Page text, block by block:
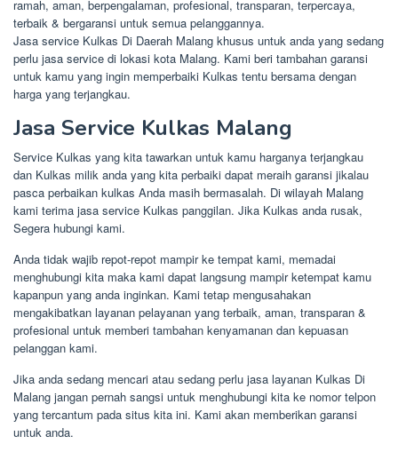
ramah, aman, berpengalaman, profesional, transparan, terpercaya,
terbaik & bergaransi untuk semua pelanggannya.
Jasa service Kulkas Di Daerah Malang khusus untuk anda yang sedang
perlu jasa service di lokasi kota Malang. Kami beri tambahan garansi
untuk kamu yang ingin memperbaiki Kulkas tentu bersama dengan
harga yang terjangkau.
Jasa Service Kulkas Malang
Service Kulkas yang kita tawarkan untuk kamu harganya terjangkau
dan Kulkas milik anda yang kita perbaiki dapat meraih garansi jikalau
pasca perbaikan kulkas Anda masih bermasalah. Di wilayah Malang
kami terima jasa service Kulkas panggilan. Jika Kulkas anda rusak,
Segera hubungi kami.
Anda tidak wajib repot-repot mampir ke tempat kami, memadai
menghubungi kita maka kami dapat langsung mampir ketempat kamu
kapanpun yang anda inginkan. Kami tetap mengusahakan
mengakibatkan layanan pelayanan yang terbaik, aman, transparan &
profesional untuk memberi tambahan kenyamanan dan kepuasan
pelanggan kami.
Jika anda sedang mencari atau sedang perlu jasa layanan Kulkas Di
Malang jangan pernah sangsi untuk menghubungi kita ke nomor telpon
yang tercantum pada situs kita ini. Kami akan memberikan garansi
untuk anda.